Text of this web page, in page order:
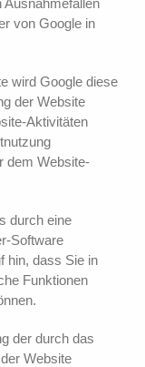
von Google in
wird Google diese
der Website
Aktivitäten
dem Website-
durch eine
Software
hin, dass Sie in
Funktionen
der durch das
Website